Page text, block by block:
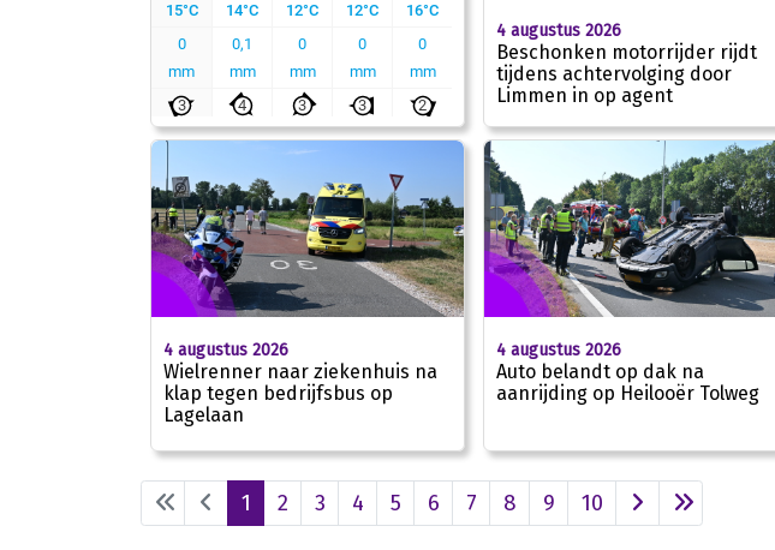
4 augustus 2026
Beschonken motorrijder rijdt
tijdens achtervolging door
Limmen in op agent
4 augustus 2026
Wielrenner naar ziekenhuis na
klap tegen bedrijfsbus op
Lagelaan
4 augustus 2026
Auto belandt op dak na
aanrijding op Heilooër Tolweg
1 2 3 4 5 6 7 8 9 10